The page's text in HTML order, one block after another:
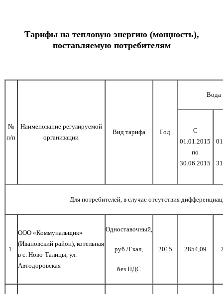
Тарифы на тепловую энергию (мощность),
поставляемую потребителям
№
п/п
Наименование регулируемой
организации
Вид тарифа Год
Вода
С
01.01.2015
по
30.06.2015
Для потребителей, в случае отсутствия
1.
ООО «Коммунальщик»
(Ивановский район), котельная
в c. Ново-Талицы, ул.
Автодоровская
Одноставочный,
руб./Гкал,
без НДС
2015 2854,09